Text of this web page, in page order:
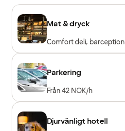
Mat & dryck
Comfort deli, barception
Parkering
Från 42 NOK/h
Djurvänligt hotell